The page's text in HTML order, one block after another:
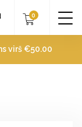
virš €50.00
0